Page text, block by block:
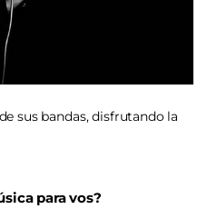
sus bandas, disfrutando la
para vos?